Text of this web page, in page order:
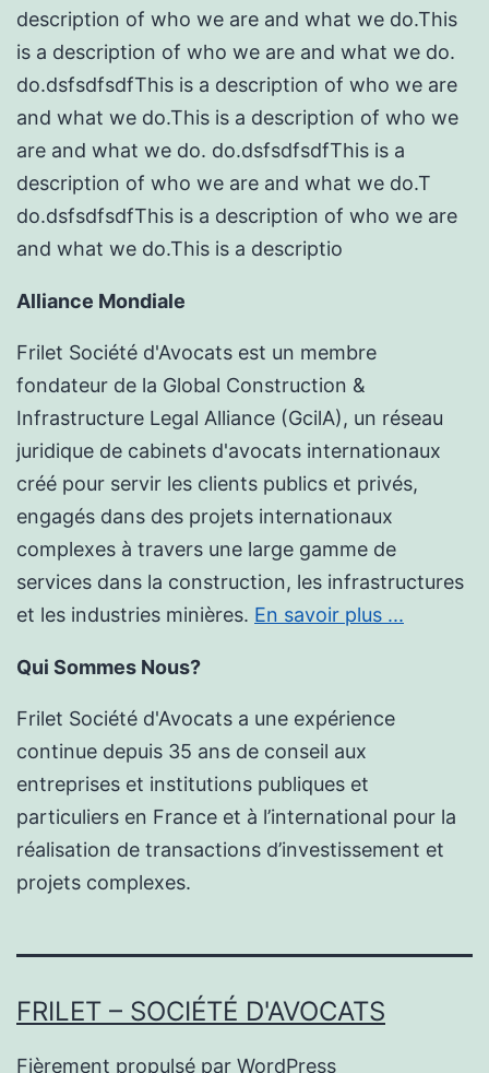
description of who we are and what we do.This
is a description of who we are and what we do.
do.dsfsdfsdfThis is a description of who we are
and what we do.This is a description of who we
are and what we do. do.dsfsdfsdfThis is a
description of who we are and what we do.T
do.dsfsdfsdfThis is a description of who we are
and what we do.This is a descriptio
Alliance Mondiale
Frilet Société d'Avocats est un membre
fondateur de la Global Construction &
Infrastructure Legal Alliance (GcilA), un réseau
juridique de cabinets d'avocats internationaux
créé pour servir les clients publics et privés,
engagés dans des projets internationaux
complexes à travers une large gamme de
services dans la construction, les infrastructures
et les industries minières. En savoir plus ...
Qui Sommes Nous?
Frilet Société d'Avocats a une expérience
continue depuis 35 ans de conseil aux
entreprises et institutions publiques et
particuliers en France et à l’international pour la
réalisation de transactions d’investissement et
projets complexes.
FRILET – SOCIÉTÉ D'AVOCATS
Fièrement propulsé par WordPress